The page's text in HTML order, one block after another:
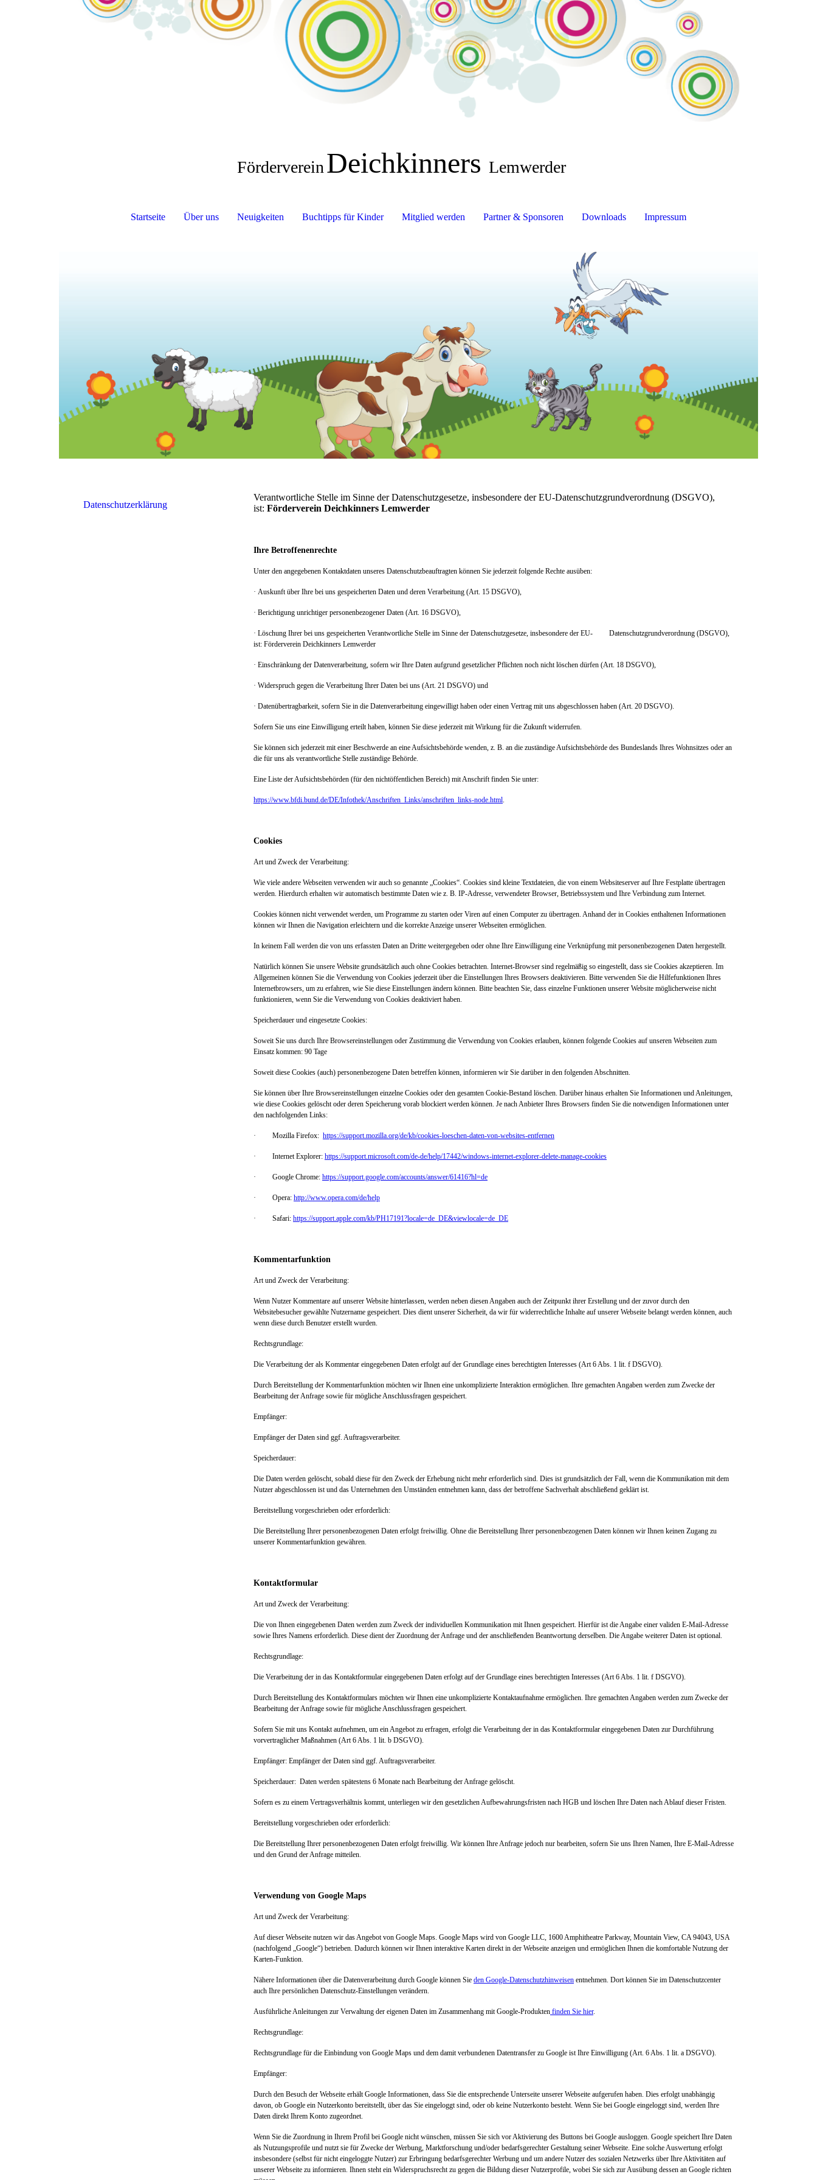
Förderverein Deichkinners Lemwerder
Startseite Über uns Neuigkeiten Buchtipps für Kinder Mitglied werden Partner & Sponsoren Downloads Impressum
Datenschutzerklärung
Verantwortliche Stelle im Sinne der Datenschutzgesetze, insbesondere der EU-Datenschutzgrundverordnung (DSGVO),
ist: Förderverein Deichkinners Lemwerder
Ihre Betroffenenrechte
Unter den angegebenen Kontaktdaten unseres Datenschutzbeauftragten können Sie jederzeit folgende Rechte ausüben:
· Auskunft über Ihre bei uns gespeicherten Daten und deren Verarbeitung (Art. 15 DSGVO),
· Berichtigung unrichtiger personenbezogener Daten (Art. 16 DSGVO),
· Löschung Ihrer bei uns gespeicherten Verantwortliche Stelle im Sinne der Datenschutzgesetze, insbesondere der EU- Datenschutzgrundverordnung (DSGVO),
ist: Förderverein Deichkinners Lemwerder
· Einschränkung der Datenverarbeitung, sofern wir Ihre Daten aufgrund gesetzlicher Pflichten noch nicht löschen dürfen (Art. 18 DSGVO),
· Widerspruch gegen die Verarbeitung Ihrer Daten bei uns (Art. 21 DSGVO) und
· Datenübertragbarkeit, sofern Sie in die Datenverarbeitung eingewilligt haben oder einen Vertrag mit uns abgeschlossen haben (Art. 20 DSGVO).
Sofern Sie uns eine Einwilligung erteilt haben, können Sie diese jederzeit mit Wirkung für die Zukunft widerrufen.
Sie können sich jederzeit mit einer Beschwerde an eine Aufsichtsbehörde wenden, z. B. an die zuständige Aufsichtsbehörde des Bundeslands Ihres Wohnsitzes oder an
die für uns als verantwortliche Stelle zuständige Behörde.
Eine Liste der Aufsichtsbehörden (für den nichtöffentlichen Bereich) mit Anschrift finden Sie unter:
https://www.bfdi.bund.de/DE/Infothek/Anschriften_Links/anschriften_links-node.html.
Cookies
Art und Zweck der Verarbeitung:
Wie viele andere Webseiten verwenden wir auch so genannte „Cookies“. Cookies sind kleine Textdateien, die von einem Websiteserver auf Ihre Festplatte übertragen
werden. Hierdurch erhalten wir automatisch bestimmte Daten wie z. B. IP-Adresse, verwendeter Browser, Betriebssystem und Ihre Verbindung zum Internet.
Cookies können nicht verwendet werden, um Programme zu starten oder Viren auf einen Computer zu übertragen. Anhand der in Cookies enthaltenen Informationen
können wir Ihnen die Navigation erleichtern und die korrekte Anzeige unserer Webseiten ermöglichen.
In keinem Fall werden die von uns erfassten Daten an Dritte weitergegeben oder ohne Ihre Einwilligung eine Verknüpfung mit personenbezogenen Daten hergestellt.
Natürlich können Sie unsere Website grundsätzlich auch ohne Cookies betrachten. Internet-Browser sind regelmäßig so eingestellt, dass sie Cookies akzeptieren. Im
Allgemeinen können Sie die Verwendung von Cookies jederzeit über die Einstellungen Ihres Browsers deaktivieren. Bitte verwenden Sie die Hilfefunktionen Ihres
Internetbrowsers, um zu erfahren, wie Sie diese Einstellungen ändern können. Bitte beachten Sie, dass einzelne Funktionen unserer Website möglicherweise nicht
funktionieren, wenn Sie die Verwendung von Cookies deaktiviert haben.
Speicherdauer und eingesetzte Cookies:
Soweit Sie uns durch Ihre Browsereinstellungen oder Zustimmung die Verwendung von Cookies erlauben, können folgende Cookies auf unseren Webseiten zum
Einsatz kommen: 90 Tage
Soweit diese Cookies (auch) personenbezogene Daten betreffen können, informieren wir Sie darüber in den folgenden Abschnitten.
Sie können über Ihre Browsereinstellungen einzelne Cookies oder den gesamten Cookie-Bestand löschen. Darüber hinaus erhalten Sie Informationen und Anleitungen,
wie diese Cookies gelöscht oder deren Speicherung vorab blockiert werden können. Je nach Anbieter Ihres Browsers finden Sie die notwendigen Informationen unter
den nachfolgenden Links:
· Mozilla Firefox: https://support.mozilla.org/de/kb/cookies-loeschen-daten-von-websites-entfernen
· Internet Explorer: https://support.microsoft.com/de-de/help/17442/windows-internet-explorer-delete-manage-cookies
· Google Chrome: https://support.google.com/accounts/answer/61416?hl=de
· Opera: http://www.opera.com/de/help
· Safari: https://support.apple.com/kb/PH17191?locale=de_DE&viewlocale=de_DE
Kommentarfunktion
Art und Zweck der Verarbeitung:
Wenn Nutzer Kommentare auf unserer Website hinterlassen, werden neben diesen Angaben auch der Zeitpunkt ihrer Erstellung und der zuvor durch den
Websitebesucher gewählte Nutzername gespeichert. Dies dient unserer Sicherheit, da wir für widerrechtliche Inhalte auf unserer Webseite belangt werden können, auch
wenn diese durch Benutzer erstellt wurden.
Rechtsgrundlage:
Die Verarbeitung der als Kommentar eingegebenen Daten erfolgt auf der Grundlage eines berechtigten Interesses (Art 6 Abs. 1 lit. f DSGVO).
Durch Bereitstellung der Kommentarfunktion möchten wir Ihnen eine unkomplizierte Interaktion ermöglichen. Ihre gemachten Angaben werden zum Zwecke der
Bearbeitung der Anfrage sowie für mögliche Anschlussfragen gespeichert.
Empfänger:
Empfänger der Daten sind ggf. Auftragsverarbeiter.
Speicherdauer:
Die Daten werden gelöscht, sobald diese für den Zweck der Erhebung nicht mehr erforderlich sind. Dies ist grundsätzlich der Fall, wenn die Kommunikation mit dem
Nutzer abgeschlossen ist und das Unternehmen den Umständen entnehmen kann, dass der betroffene Sachverhalt abschließend geklärt ist.
Bereitstellung vorgeschrieben oder erforderlich:
Die Bereitstellung Ihrer personenbezogenen Daten erfolgt freiwillig. Ohne die Bereitstellung Ihrer personenbezogenen Daten können wir Ihnen keinen Zugang zu
unserer Kommentarfunktion gewähren.
Kontaktformular
Art und Zweck der Verarbeitung:
Die von Ihnen eingegebenen Daten werden zum Zweck der individuellen Kommunikation mit Ihnen gespeichert. Hierfür ist die Angabe einer validen E-Mail-Adresse
sowie Ihres Namens erforderlich. Diese dient der Zuordnung der Anfrage und der anschließenden Beantwortung derselben. Die Angabe weiterer Daten ist optional.
Rechtsgrundlage:
Die Verarbeitung der in das Kontaktformular eingegebenen Daten erfolgt auf der Grundlage eines berechtigten Interesses (Art 6 Abs. 1 lit. f DSGVO).
Durch Bereitstellung des Kontaktformulars möchten wir Ihnen eine unkomplizierte Kontaktaufnahme ermöglichen. Ihre gemachten Angaben werden zum Zwecke der
Bearbeitung der Anfrage sowie für mögliche Anschlussfragen gespeichert.
Sofern Sie mit uns Kontakt aufnehmen, um ein Angebot zu erfragen, erfolgt die Verarbeitung der in das Kontaktformular eingegebenen Daten zur Durchführung
vorvertraglicher Maßnahmen (Art 6 Abs. 1 lit. b DSGVO).
Empfänger: Empfänger der Daten sind ggf. Auftragsverarbeiter.
Speicherdauer: Daten werden spätestens 6 Monate nach Bearbeitung der Anfrage gelöscht.
Sofern es zu einem Vertragsverhältnis kommt, unterliegen wir den gesetzlichen Aufbewahrungsfristen nach HGB und löschen Ihre Daten nach Ablauf dieser Fristen.
Bereitstellung vorgeschrieben oder erforderlich:
Die Bereitstellung Ihrer personenbezogenen Daten erfolgt freiwillig. Wir können Ihre Anfrage jedoch nur bearbeiten, sofern Sie uns Ihren Namen, Ihre E-Mail-Adresse
und den Grund der Anfrage mitteilen.
Verwendung von Google Maps
Art und Zweck der Verarbeitung:
Auf dieser Webseite nutzen wir das Angebot von Google Maps. Google Maps wird von Google LLC, 1600 Amphitheatre Parkway, Mountain View, CA 94043, USA
(nachfolgend „Google“) betrieben. Dadurch können wir Ihnen interaktive Karten direkt in der Webseite anzeigen und ermöglichen Ihnen die komfortable Nutzung der
Karten-Funktion.
Nähere Informationen über die Datenverarbeitung durch Google können Sie den Google-Datenschutzhinweisen entnehmen. Dort können Sie im Datenschutzcenter
auch Ihre persönlichen Datenschutz-Einstellungen verändern.
Ausführliche Anleitungen zur Verwaltung der eigenen Daten im Zusammenhang mit Google-Produkten finden Sie hier.
Rechtsgrundlage:
Rechtsgrundlage für die Einbindung von Google Maps und dem damit verbundenen Datentransfer zu Google ist Ihre Einwilligung (Art. 6 Abs. 1 lit. a DSGVO).
Empfänger:
Durch den Besuch der Webseite erhält Google Informationen, dass Sie die entsprechende Unterseite unserer Webseite aufgerufen haben. Dies erfolgt unabhängig
davon, ob Google ein Nutzerkonto bereitstellt, über das Sie eingeloggt sind, oder ob keine Nutzerkonto besteht. Wenn Sie bei Google eingeloggt sind, werden Ihre
Daten direkt Ihrem Konto zugeordnet.
Wenn Sie die Zuordnung in Ihrem Profil bei Google nicht wünschen, müssen Sie sich vor Aktivierung des Buttons bei Google ausloggen. Google speichert Ihre Daten
als Nutzungsprofile und nutzt sie für Zwecke der Werbung, Marktforschung und/oder bedarfsgerechter Gestaltung seiner Webseite. Eine solche Auswertung erfolgt
insbesondere (selbst für nicht eingeloggte Nutzer) zur Erbringung bedarfsgerechter Werbung und um andere Nutzer des sozialen Netzwerks über Ihre Aktivitäten auf
unserer Webseite zu informieren. Ihnen steht ein Widerspruchsrecht zu gegen die Bildung dieser Nutzerprofile, wobei Sie sich zur Ausübung dessen an Google richten